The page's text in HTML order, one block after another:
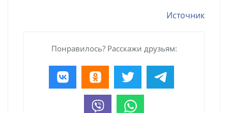
Источник
Понравилось? Расскажи друзьям: